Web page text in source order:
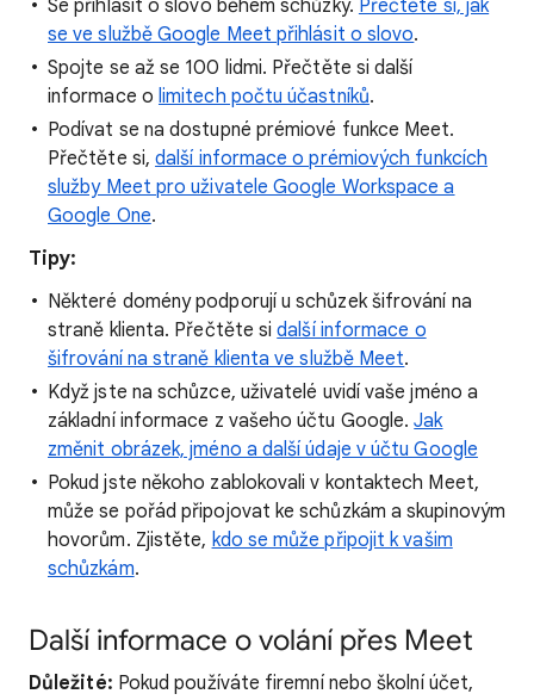
Se přihlásit o slovo během schůzky. Přečtěte si, jak
se ve službě Google Meet přihlásit o slovo.
Spojte se až se 100 lidmi. Přečtěte si další
informace o limitech počtu účastníků.
Podívat se na dostupné prémiové funkce Meet.
Přečtěte si,další informace o prémiových funkcích
služby Meet pro uživatele Google Workspace a
Google One.
Tipy:
Některé domény podporují u schůzek šifrování na
straně klienta. Přečtěte sidalší informace o
šifrování na straně klienta ve službě Meet.
Když jste na schůzce, uživatelé uvidí vaše jméno a
základní informace z vašeho účtu Google.Jak
změnit obrázek, jméno a další údaje v účtu Google
Pokud jste někoho zablokovali v kontaktech Meet,
může se pořád připojovat ke schůzkám a skupinovým
hovorům. Zjistěte, kdo se může připojit k vašim
schůzkám.
Další informace o volání přes Meet
Důležité: Pokud používáte firemní nebo školní účet,